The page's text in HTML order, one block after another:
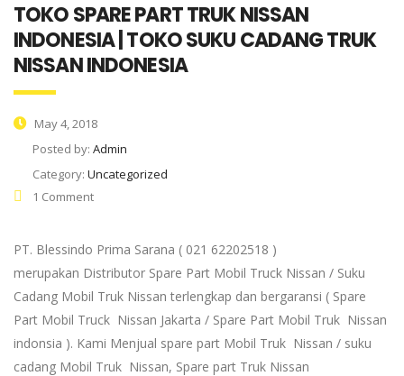
TOKO SPARE PART TRUK NISSAN
INDONESIA | TOKO SUKU CADANG TRUK
NISSAN INDONESIA
May 4, 2018
Posted by: Admin
Category: Uncategorized
1 Comment
PT. Blessindo Prima Sarana ( 021 62202518 )
merupakan Distributor Spare Part Mobil Truck Nissan / Suku
Cadang Mobil Truk Nissan terlengkap dan bergaransi ( Spare
Part Mobil Truck Nissan Jakarta / Spare Part Mobil Truk Nissan
indonsia ). Kami Menjual spare part Mobil Truk Nissan / suku
cadang Mobil Truk Nissan, Spare part Truk Nissan